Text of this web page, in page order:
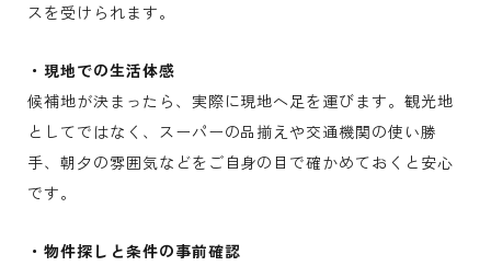
スを受けられます。
・現地での生活体感
候補地が決まったら、実際に現地へ足を運びます。観光地
としてではなく、スーパーの品揃えや交通機関の使い勝
手、朝夕の雰囲気などをご自身の目で確かめておくと安心
です。
・物件探しと条件の事前確認